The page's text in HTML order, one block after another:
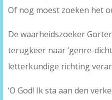
Of nog moest zoeken het
De waarheidszoeker
terugkeer naar ‘genre-
letterkundige richting
‘O God! Ik sta aan den